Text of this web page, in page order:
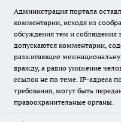
Администрация портала
комментарии, исходя из
обсуждения тем и соблюдения
допускаются комментарии,
разжигающие
вражду, а равно унижение
ссылок не по теме. IP-адреса
требования, могут быть
правоохранительные органы.